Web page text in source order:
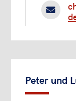

Peter und